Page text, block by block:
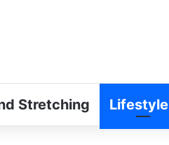
Stretching Lifestyle